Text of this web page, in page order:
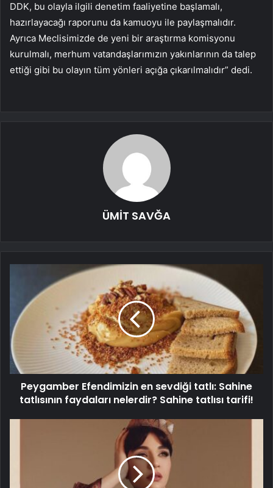
DDK, bu olayla ilgili denetim faaliyetine başlamalı,
hazırlayacağı raporunu da kamuoyu ile paylaşmalıdır.
Ayrıca Meclisimizde de yeni bir araştırma komisyonu
kurulmalı, merhum vatandaşlarımızın yakınlarının da talep
ettiği gibi bu olayın tüm yönleri açığa çıkarılmalıdır” dedi.
ÜMİT SAVĞA
Peygamber Efendimizin en sevdiği tatlı: Sahine
tatlısının faydaları nelerdir? Sahine tatlısı tarifi!